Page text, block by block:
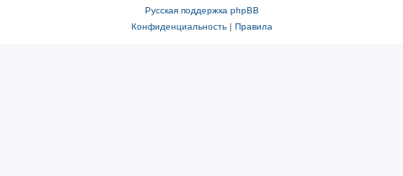
Русская поддержка phpBB
Конфиденциальность| Правила